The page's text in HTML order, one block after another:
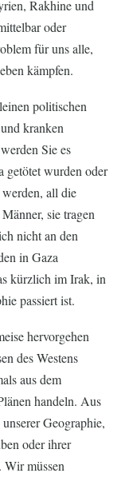
Rakhine und
oder
für uns alle,
kämpfen.
politischen
kranken
Sie es
getötet wurden oder
all die
sie tragen
nicht an den
in Gaza
kürzlich im Irak, in
passiert ist.
hervorgehen
des Westens
aus dem
handeln. Aus
Geographie,
oder ihrer
Wir müssen